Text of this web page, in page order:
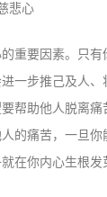
悲心
重要因素。只
进一步推己及人
帮助他人脱离
的痛苦，一旦
在你内心生根发